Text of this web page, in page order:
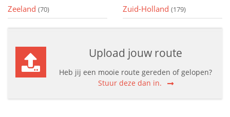
Zeeland (70) Zuid-Holland (179)
Upload jouw route
Heb jij een mooie route gereden of gelopen?
Stuur deze dan in.